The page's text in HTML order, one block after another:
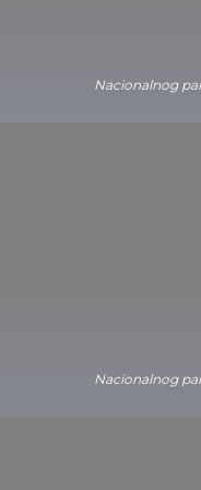
Nacionalnog
Nacionalnog
Divljač i šume
Pođite tragom srna
u Nacionalnom parku
blagom kao što je
područje Gemenc,
Možete je proći uzduž
nacionalnom parku,